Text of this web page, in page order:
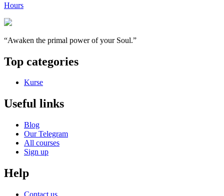
Hours
“Awaken the primal power of your Soul.”
Top categories
Kurse
Useful links
Blog
Our Telegram
All courses
Sign up
Help
Contact us